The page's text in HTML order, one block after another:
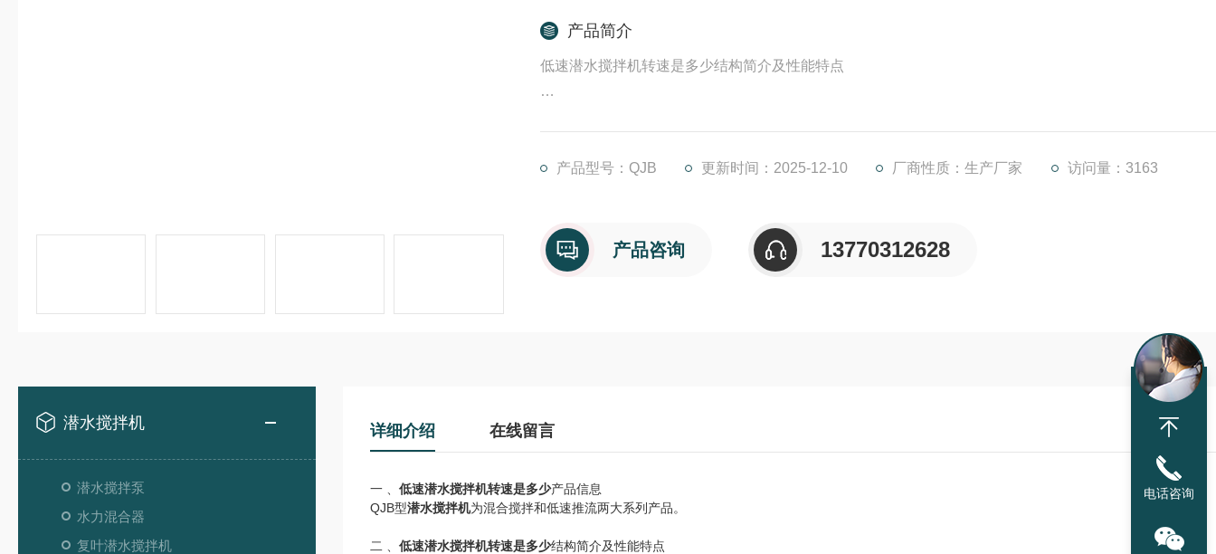
产品简介
低速潜水搅拌机转速是多少结构简介及性能特点
3.潜水搅拌机与曝气系统配合使用可使能耗大幅度降低，充氧量明显提高，防止沉淀。
产品型号：QJB 更新时间：2025-12-10 厂商性质：生产厂家 访问量：3163
产品咨询 13770312628
潜水搅拌机
潜水搅拌泵
水力混合器
复叶潜水搅拌机
详细介绍 在线留言
一 、 低速潜水搅拌机转速是多少产品信息
QJB型潜水搅拌机为混合搅拌和低速推流两大系列产品。
二 、 低速潜水搅拌机转速是多少结构简介及性能特点
电话咨询